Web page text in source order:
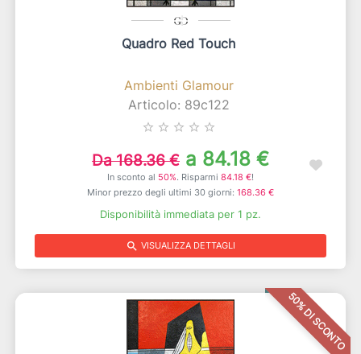
Quadro Red Touch
Ambienti Glamour
Articolo: 89c122
star_border star_border star_border star_border star_border
Da 168.36 € a 84.18 €
In sconto al 50%. Risparmi 84.18 €!
Minor prezzo degli ultimi 30 giorni: 168.36 €
Disponibilità immediata per 1 pz.
search VISUALIZZA DETTAGLI
50% DI SCONTO